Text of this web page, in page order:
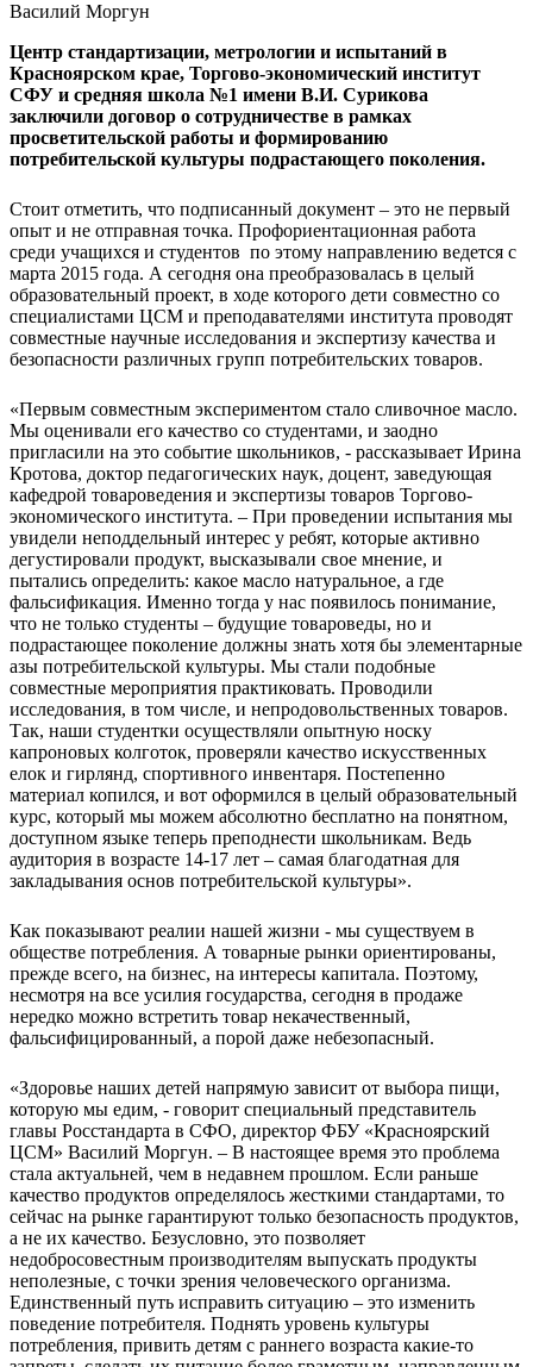
Центр стандартизации, метрологии и испытаний в
Красноярском крае, Торгово-экономический институт
СФУ и средняя школа №1 имени В.И. Сурикова
заключили договор о сотрудничестве в рамках
просветительской работы и формированию
потребительской культуры подрастающего поколения.
Стоит отметить, что подписанный документ – это не первый
опыт и не отправная точка. Профориентационная работа
среди учащихся и студентов по этому направлению ведется с
марта 2015 года. А сегодня она преобразовалась в целый
образовательный проект, в ходе которого дети совместно со
специалистами ЦСМ и преподавателями института проводят
совместные научные исследования и экспертизу качества и
безопасности различных групп потребительских товаров.
«Первым совместным экспериментом стало сливочное масло.
Мы оценивали его качество со студентами, и заодно
пригласили на это событие школьников, - рассказывает Ирина
Кротова, доктор педагогических наук, доцент, заведующая
кафедрой товароведения и экспертизы товаров Торгово-
экономического института. – При проведении испытания мы
увидели неподдельный интерес у ребят, которые активно
дегустировали продукт, высказывали свое мнение, и
пытались определить: какое масло натуральное, а где
фальсификация. Именно тогда у нас появилось понимание,
что не только студенты – будущие товароведы, но и
подрастающее поколение должны знать хотя бы элементарные
азы потребительской культуры. Мы стали подобные
совместные мероприятия практиковать. Проводили
исследования, в том числе, и непродовольственных товаров.
Так, наши студентки осуществляли опытную носку
капроновых колготок, проверяли качество искусственных
елок и гирлянд, спортивного инвентаря. Постепенно
материал копился, и вот оформился в целый образовательный
курс, который мы можем абсолютно бесплатно на понятном,
доступном языке теперь преподнести школьникам. Ведь
аудитория в возрасте 14-17 лет – самая благодатная для
закладывания основ потребительской культуры».
Как показывают реалии нашей жизни - мы существуем в
обществе потребления. А товарные рынки ориентированы,
прежде всего, на бизнес, на интересы капитала. Поэтому,
несмотря на все усилия государства, сегодня в продаже
нередко можно встретить товар некачественный,
фальсифицированный, а порой даже небезопасный.
«Здоровье наших детей напрямую зависит от выбора пищи,
которую мы едим, - говорит специальный представитель
главы Росстандарта в СФО, директор ФБУ «Красноярский
ЦСМ» Василий Моргун. – В настоящее время это проблема
стала актуальней, чем в недавнем прошлом. Если раньше
качество продуктов определялось жесткими стандартами, то
сейчас на рынке гарантируют только безопасность продуктов,
а не их качество. Безусловно, это позволяет
недобросовестным производителям выпускать продукты
неполезные, с точки зрения человеческого организма.
Единственный путь исправить ситуацию – это изменить
поведение потребителя. Поднять уровень культуры
потребления, привить детям с раннего возраста какие-то